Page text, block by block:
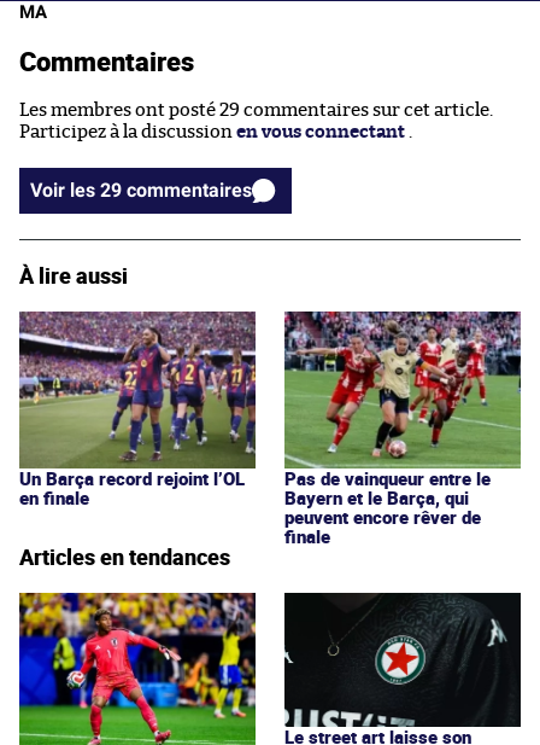
MA
Commentaires
Les membres ont posté 29 commentaires sur cet article.
Participez à la discussion en vous connectant .
Voir les 29 commentaires
À lire aussi
Un Barça record rejoint l’OL
en finale
Pas de vainqueur entre le
Bayern et le Barça, qui
peuvent encore rêver de
finale
Articles en tendances
Le street art laisse son